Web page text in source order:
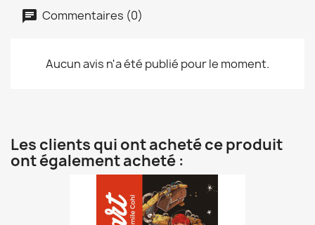
Commentaires (0)
Aucun avis n'a été publié pour le moment.
Les clients qui ont acheté ce produit
ont également acheté :